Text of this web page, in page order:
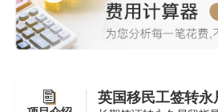
英国移民工签转永